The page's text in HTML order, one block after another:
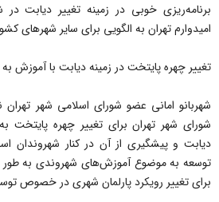
برنامه‌ریزی خوبی در زمینه تغییر دیابت
امیدوارم تهران به الگویی برای سایر شهر‌های
تغییر چهره پایتخت در زمینه دیابت با آموزش
شهربانو امانی عضو شورای اسلامی شهر تهران
شورای شهر تهران برای تغییر چهره پایتخت
دیابت و پیشگیری از آن در کنار شهروندان
توسعه به موضوع آموزش‌های شهروندی به طور
برای تغییر رویکرد پارلمان شهری در خصوص